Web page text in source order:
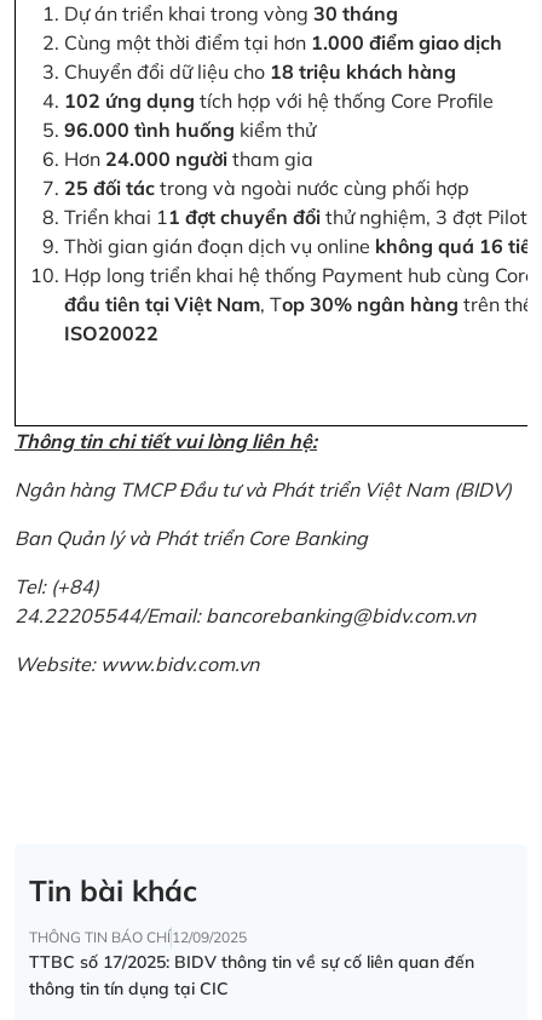
Dự án triển khai trong vòng 30 tháng
Cùng một thời điểm tại hơn 1.000 điểm giao dịch
Chuyển đổi dữ liệu cho 18 triệu khách hàng
102 ứng dụng tích hợp với hệ thống Core Profile
96.000 tình huống kiểm thử
Hơn 24.000 người tham gia
25 đối tác trong và ngoài nước cùng phối hợp
Triển khai 11 đợt chuyển đổi thử nghiệm, 3 đợt Pilot
Thời gian gián đoạn dịch vụ online không quá 16
Hợp long triển khai hệ thống Payment hub cùng
đầu tiên tại Việt Nam, Top 30% ngân hàng trên thế
ISO20022
Thông tin chi tiết vui lòng liên hệ:
Ngân hàng TMCP Đầu tư và Phát triển Việt Nam (BIDV)
Ban Quản lý và Phát triển Core Banking
Tel: (+84)
24.22205544/Email: bancorebanking@bidv.com.vn
Website: www.bidv.com.vn
Tin bài khác
THÔNG TIN BÁO CHÍ12/09/2025
TTBC số 17/2025: BIDV thông tin về sự cố liên quan đến
thông tin tín dụng tại CIC